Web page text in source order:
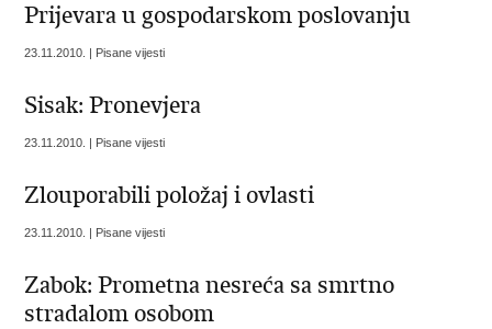
Prijevara u gospodarskom poslovanju
23.11.2010. | Pisane vijesti
Sisak: Pronevjera
23.11.2010. | Pisane vijesti
Zlouporabili položaj i ovlasti
23.11.2010. | Pisane vijesti
Zabok: Prometna nesreća sa smrtno
stradalom osobom